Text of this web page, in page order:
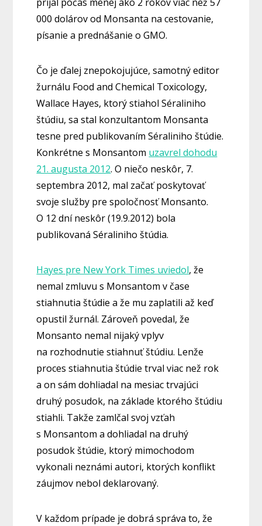
000 dolárov od Monsanta na cestovanie,
písanie a prednášanie o GMO.
Čo je ďalej znepokojujúce, samotný editor
žurnálu Food and Chemical Toxicology,
Wallace Hayes, ktorý stiahol Séraliniho
štúdiu, sa stal konzultantom Monsanta
tesne pred publikovaním Séraliniho štúdie.
Konkrétne s Monsantom uzavrel dohodu
21. augusta 2012. O niečo neskôr, 7.
septembra 2012, mal začať poskytovať
svoje služby pre spoločnosť Monsanto.
O 12 dní neskôr (19.9.2012) bola
publikovaná Séraliniho štúdia.
Hayes pre New York Times uviedol, že
nemal zmluvu s Monsantom v čase
stiahnutia štúdie a že mu zaplatili až keď
opustil žurnál. Zároveň povedal, že
Monsanto nemal nijaký vplyv
na rozhodnutie stiahnuť štúdiu. Lenže
proces stiahnutia štúdie trval viac než rok
a on sám dohliadal na mesiac trvajúci
druhý posudok, na základe ktorého štúdiu
stiahli. Takže zamlčal svoj vzťah
s Monsantom a dohliadal na druhý
posudok štúdie, ktorý mimochodom
vykonali neznámi autori, ktorých konflikt
záujmov nebol deklarovaný.
V každom prípade je dobrá správa to, že